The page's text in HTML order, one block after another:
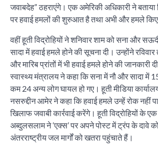
जवाबदेह” ठहराएंगे। एक अमेरिकी अधिकारी ने बताया
पर हवाई हमलों की शुरुआत है तथा अभी और हमले
वहीं हूती विद्रोहियों ने शनिवार शाम को सना और
सादा में हवाई हमले होने की सूचना दी। उन्होंने रविवार
और मारिब प्रांतों में भी हवाई हमले होने की जानकारी
स्वास्थ्य मंत्रालय ने कहा कि सना में नौ और सादा में
कम 24 अन्य लोग घायल हो गए। हूती मीडिया
नसरुद्दीन आमेर ने कहा कि हवाई हमले उन्हें रोक नहीं
खिलाफ जवाबी कार्रवाई करेंगे। हूती विद्रोहियों के
अब्दुलसलाम ने ‘एक्स’ पर अपने पोस्ट में ट्रंप के दावे
अंतरराष्ट्रीय जल मार्गों को खतरा पहुंचाते हैं।